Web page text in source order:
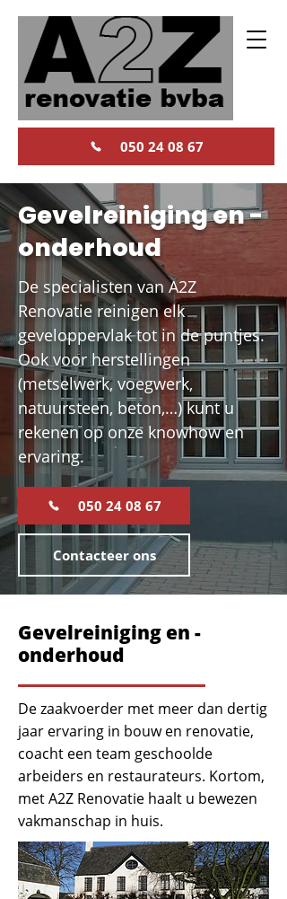
050 24 08 67
Gevelreiniging en -
onderhoud
De specialisten van A2Z
Renovatie reinigen elk
geveloppervlak tot in de puntjes.
Ook voor herstellingen
(metselwerk, voegwerk,
natuursteen, beton,…) kunt u
rekenen op onze knowhow en
ervaring.
050 24 08 67
Contacteer ons
Gevelreiniging en -
onderhoud
De zaakvoerder met meer dan dertig
jaar ervaring in bouw en renovatie,
coacht een team geschoolde
arbeiders en restaurateurs. Kortom,
met A2Z Renovatie haalt u bewezen
vakmanschap in huis.